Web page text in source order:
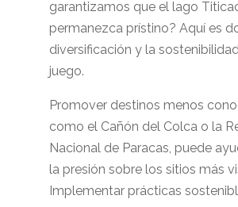
garantizamos que el lago
permanezca prístino? Aquí es
diversificación y la
juego.
Promover destinos menos
como el Cañón del Colca o la
Nacional de Paracas, puede
la presión sobre los sitios más
Implementar prácticas